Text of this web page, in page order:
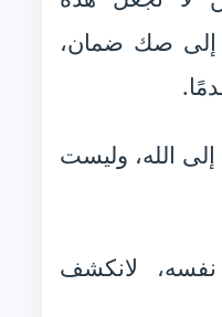
إلى صك ضمان،
الله، وليست
لانكشف